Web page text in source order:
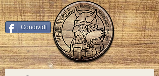
© Copyright
Condividi